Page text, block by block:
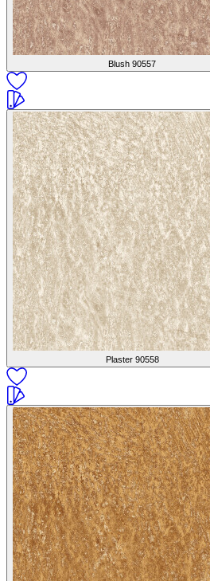
Blush 90557
Plaster 90558